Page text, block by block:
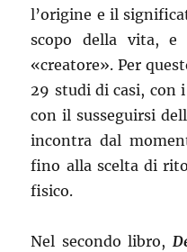
l’origine e il
scopo della vita,
«creatore». Per
29 studi di casi, con
con il susseguirsi
incontra dal
fino alla scelta di
fisico.
Nel secondo libro,